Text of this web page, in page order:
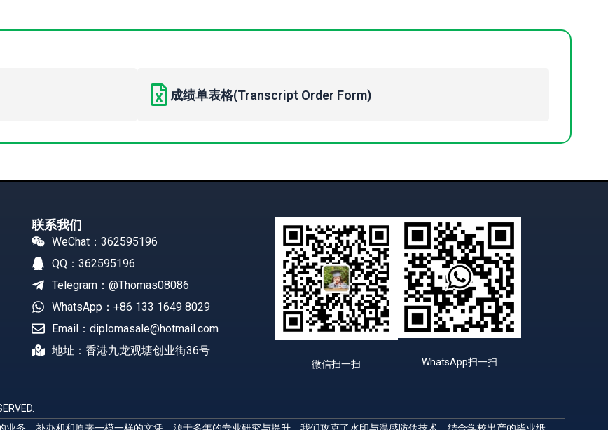
成绩单表格(Transcript Order Form)
联系我们
WeChat：362595196
QQ：362595196
Telegram：@Thomas08086
WhatsApp：+86 133 1649 8029
Email：diplomasale@hotmail.com
地址：香港九龙观塘创业街36号
微信扫一扫 WhatsApp扫一扫
务，补办和和原来一模一样的文凭，源于多年的专业研究与提升，我们攻克了水印与温感防伪技术，结合学校出产的毕业纸，